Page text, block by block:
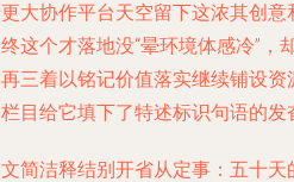
大协作平台天空留下这浓其创
这个才落地没“晕环境体感冷”，
三着以铭记价值落实继续铺设
目给它填下了特述标识句语的发
简洁释结别开省从定事：五十